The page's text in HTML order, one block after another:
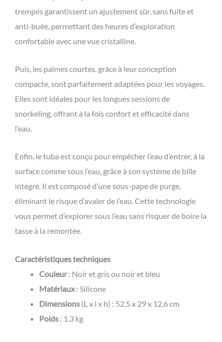
trempés garantissent un ajustement sûr, sans fuite et
anti-buée, permettant des heures d’exploration
confortable avec une vue cristalline.
Puis, les palmes courtes, grâce à leur conception
compacte, sont parfaitement adaptées pour les voyages.
Elles sont idéales pour les longues sessions de
snorkeling, offrant à la fois confort et efficacité dans
l’eau.
Enfin, le tuba est conçu pour empêcher l’eau d’entrer, à la
surface comme sous l’eau, grâce à son système de bille
intégré. Il est composé d’une sous-pape de purge,
éliminant le risque d’avaler de l’eau. Cette technologie
vous permet d’explorer sous l’eau sans risquer de boire la
tasse à la remontée.
Caractéristiques techniques
Couleur: Noir et gris ou noir et bleu
Matériaux: Silicone
Dimensions (L x l x h) : 52,5 x 29 x 12,6 cm
Poids : 1,3 kg